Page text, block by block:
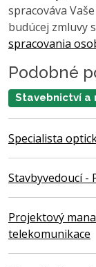
spracováva
budúcej zmluvy
spracovania
Podobné
Stavebnictví a
Specialista
Stavbyvedoucí -
Projektový
telekomunikace